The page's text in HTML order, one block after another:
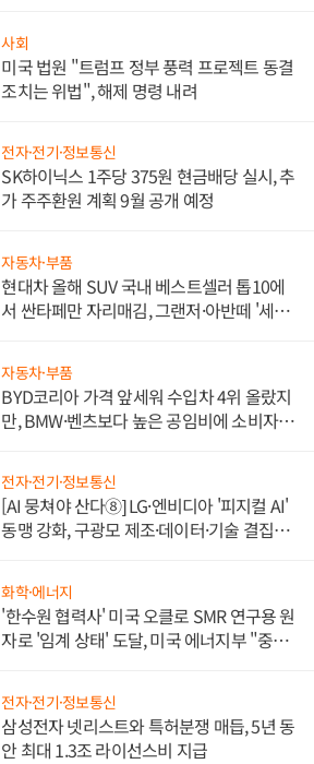
사회
미국 법원 "트럼프 정부 풍력 프로젝트 동결
조치는 위법", 해제 명령 내려
전자·전기·정보통신
SK하이닉스 1주당 375원 현금배당 실시, 추
가 주주환원 계획 9월 공개 예정
자동차·부품
현대차 올해 SUV 국내 베스트셀러 톱10에
서 싼타페만 자리매김, 그랜저·아반떼 '세단
자동차·부품
BYD코리아 가격 앞세워 수입차 4위 올랐지
만, BMW·벤츠보다 높은 공임비에 소비자
전자·전기·정보통신
[AI 뭉쳐야 산다⑧] LG·엔비디아 '피지컬 AI'
동맹 강화, 구광모 제조·데이터·기술 결집
화학·에너지
'한수원 협력사' 미국 오클로 SMR 연구용 원
자로 '임계 상태' 도달, 미국 에너지부 "중요
전자·전기·정보통신
삼성전자 넷리스트와 특허분쟁 매듭, 5년 동
안 최대 1.3조 라이선스비 지급